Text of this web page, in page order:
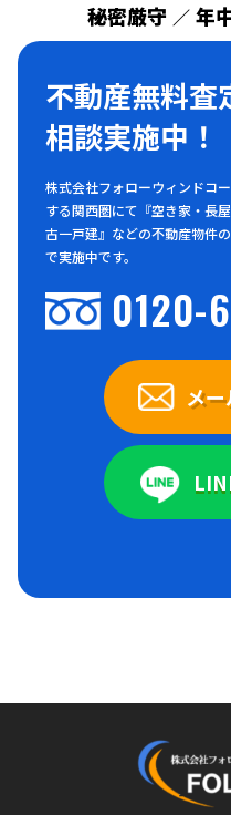
秘密厳守 ／ 年
不動産無料査
相談実施中！
株式会社フォローウィンドコ
する関西圏にて『空き家・長
古一戸建』などの不動産物件
で実施中です。
0120-
メ